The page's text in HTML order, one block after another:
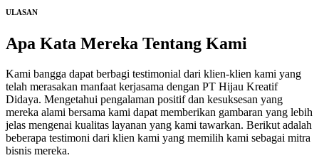
ULASAN
Apa Kata Mereka Tentang Kami
Kami bangga dapat berbagi testimonial dari klien-klien kami yang
telah merasakan manfaat kerjasama dengan PT Hijau Kreatif
Didaya. Mengetahui pengalaman positif dan kesuksesan yang
mereka alami bersama kami dapat memberikan gambaran yang lebih
jelas mengenai kualitas layanan yang kami tawarkan. Berikut adalah
beberapa testimoni dari klien kami yang memilih kami sebagai mitra
bisnis mereka.